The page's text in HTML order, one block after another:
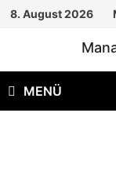
Zum
8. August 2026
MENÜ